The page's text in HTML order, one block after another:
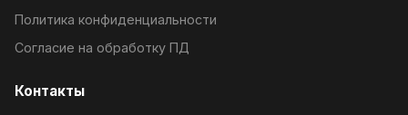
Политика конфиденциальности
Согласие на обработку ПД
Контакты